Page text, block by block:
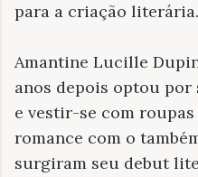
para a criação literária.
Amantine Lucille
anos depois optou por
e vestir-se com
romance com o
surgiram seu debut